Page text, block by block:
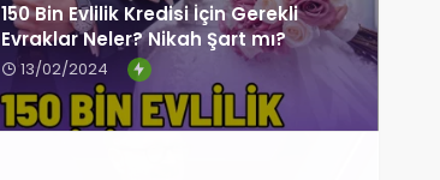
150 Bin Evlilik Kredisi İçin Gerekli
Evraklar Neler? Nikah Şart mı?
13/02/2024